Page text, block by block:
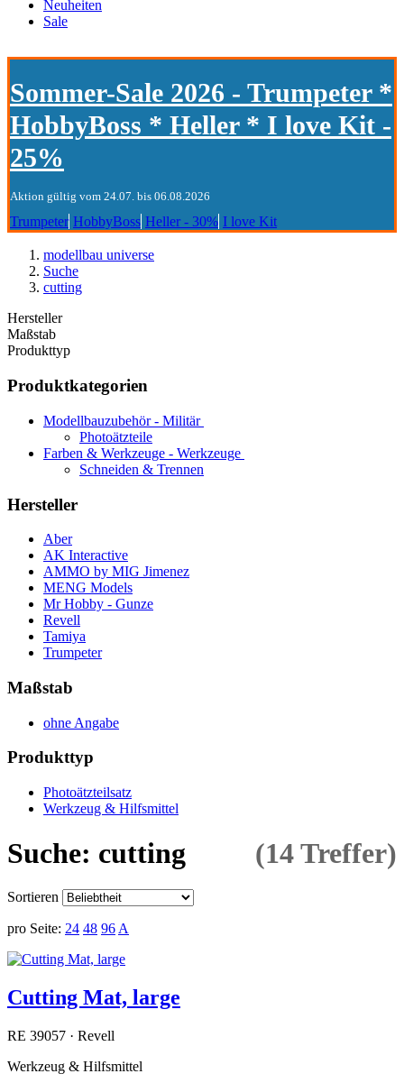
Neuheiten
Sale
Sommer-Sale 2026 - Trumpeter *
HobbyBoss * Heller * I love Kit -
25%
Aktion gültig vom 24.07. bis 06.08.2026
Trumpeter HobbyBoss Heller - 30% I love Kit
modellbau universe
Suche
cutting
Hersteller
Maßstab
Produkttyp
Produktkategorien
Modellbauzubehör - Militär
Photoätzteile
Farben & Werkzeuge - Werkzeuge
Schneiden & Trennen
Hersteller
Aber
AK Interactive
AMMO by MIG Jimenez
MENG Models
Mr Hobby - Gunze
Revell
Tamiya
Trumpeter
Maßstab
ohne Angabe
Produkttyp
Photoätzteilsatz
Werkzeug & Hilfsmittel
Suche: cutting (14 Treffer)
Sortieren
pro Seite: 24 48 96 A
Cutting Mat, large
RE 39057 · Revell
Werkzeug & Hilfsmittel